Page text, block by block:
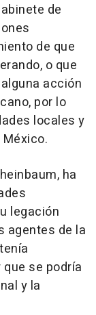
de
de que
o que
acción
por lo
locales y
ha
legación
agentes de la
se podría
y la